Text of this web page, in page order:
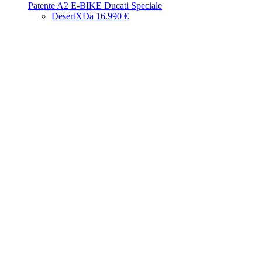
Patente A2 E-BIKE Ducati Speciale
DesertXDa 16.990 €